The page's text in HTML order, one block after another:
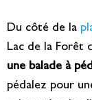
Du côté de la
Lac de la Forêt
une balade à
pédalez pour